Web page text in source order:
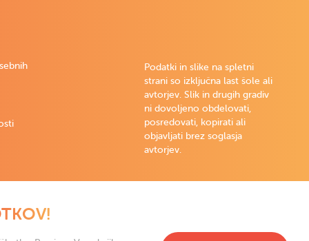
Podatki in slike na spletni
strani so izključna last šole ali
avtorjev. Slik in drugih gradiv
ni dovoljeno obdelovati,
posredovati, kopirati ali
objavljati brez soglasja
avtorjev.